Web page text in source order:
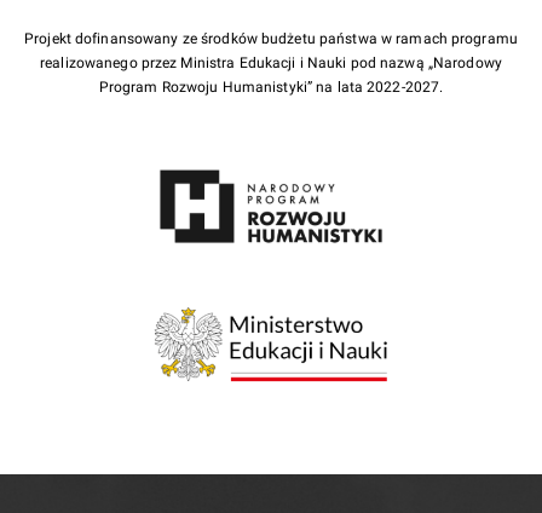
Projekt dofinansowany ze środków budżetu państwa w ramach programu
realizowanego przez Ministra Edukacji i Nauki pod nazwą „Narodowy
Program Rozwoju Humanistyki” na lata 2022-2027.